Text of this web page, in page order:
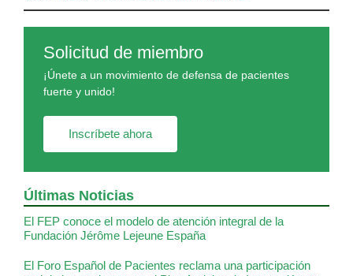
Solicitud de miembro
¡Únete a un movimiento de defensa de pacientes
fuerte y unido!
Inscríbete ahora
Últimas Noticias
El FEP conoce el modelo de atención integral de la
Fundación Jérôme Lejeune España
El Foro Español de Pacientes reclama una participación